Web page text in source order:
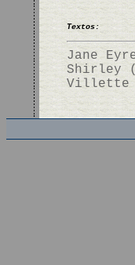
Textos:
Jane
Shirley
Villette